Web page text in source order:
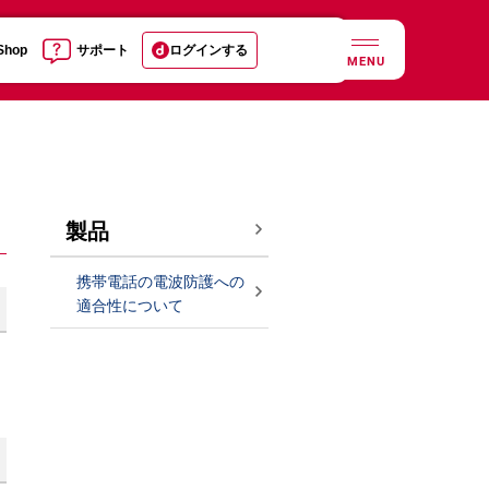
サポート ログインする
MENU
製品
携帯電話の電波防護への
適合性について